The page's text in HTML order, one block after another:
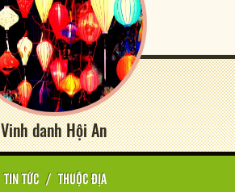
Vinh danh Hội An
TIN TỨC / THUỘC ĐỊA